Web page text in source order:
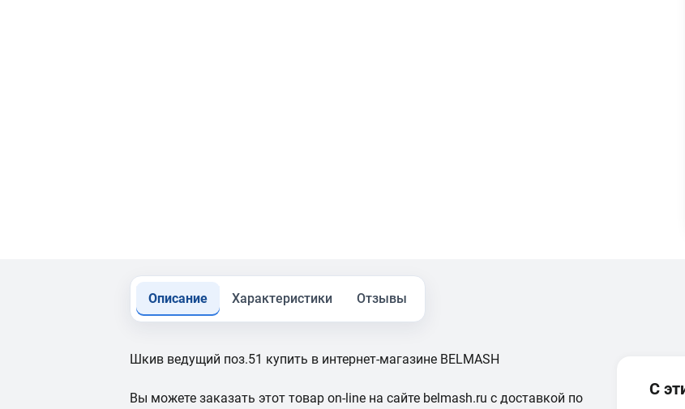
Описание Характеристики Отзывы
Шкив ведущий поз.51 купить в интернет-магазине BELMASH
Вы можете заказать этот товар on-line на сайте belmash.ru с доставкой по
С